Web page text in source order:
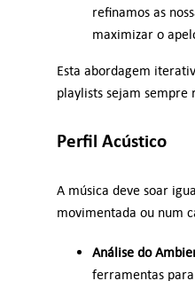
refinamos as
maximizar o
Esta abordagem
playlists sejam sempre
Perfil Acústico
A música deve soar
movimentada ou num
Análise do
ferramentas